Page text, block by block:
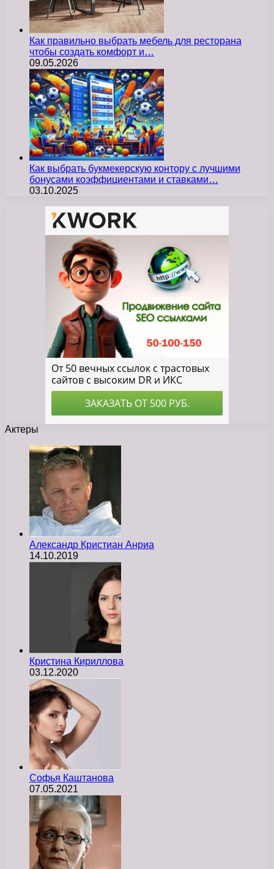
Как правильно выбрать мебель для ресторана
чтобы создать комфорт и…
09.05.2026
Как выбрать букмекерскую контору с лучшими
бонусами коэффициентами и ставками…
03.10.2025
Актеры
Александр Кристиан Анриа
14.10.2019
Кристина Кириллова
03.12.2020
Софья Каштанова
07.05.2021